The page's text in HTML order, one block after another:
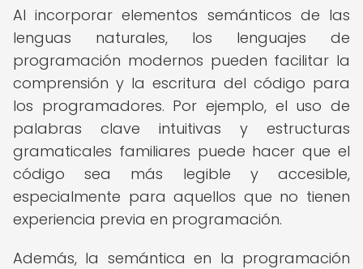
Al incorporar elementos semánticos de las
lenguas naturales, los lenguajes de
programación modernos pueden facilitar la
comprensión y la escritura del código para
los programadores. Por ejemplo, el uso de
palabras clave intuitivas y estructuras
gramaticales familiares puede hacer que el
código sea más legible y accesible,
especialmente para aquellos que no tienen
experiencia previa en programación.
Además, la semántica en la programación